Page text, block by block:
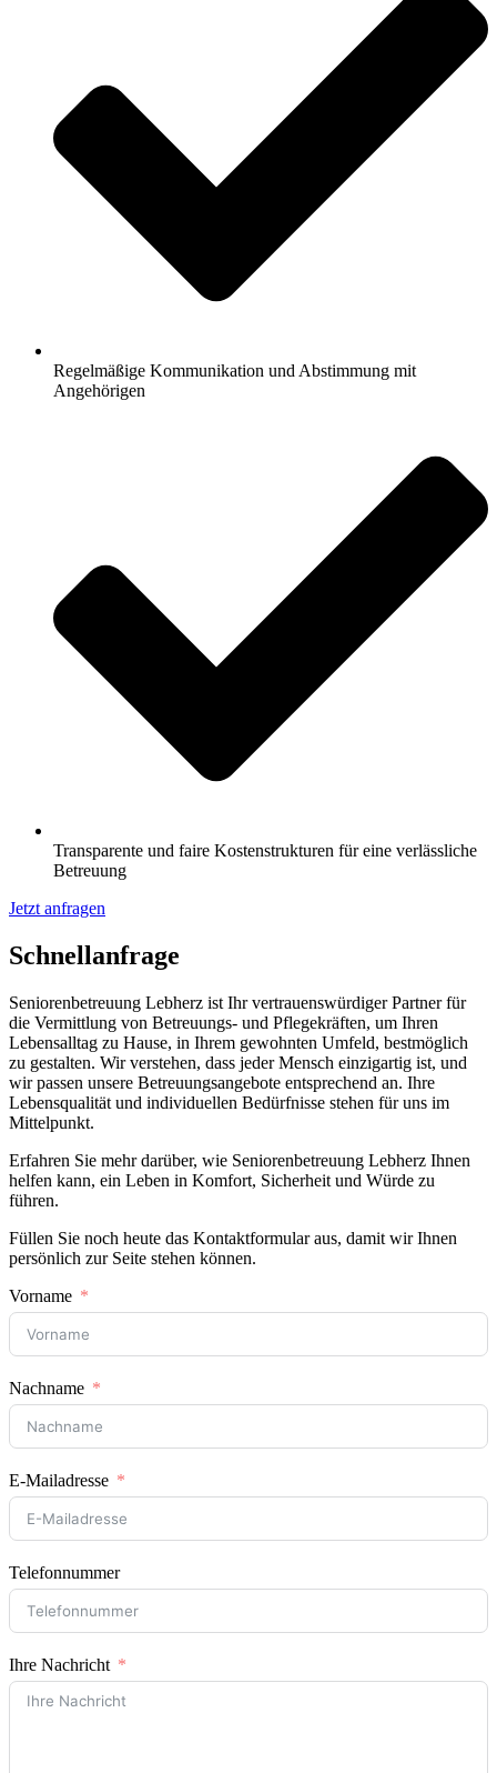
Regelmäßige Kommunikation und Abstimmung mit
Angehörigen
Transparente und faire Kostenstrukturen für eine verlässliche
Betreuung
Jetzt anfragen
Schnell­anfrage
Seniorenbetreuung Lebherz ist Ihr vertrauenswürdiger Partner für
die Vermittlung von Betreuungs- und Pflegekräften, um Ihren
Lebensalltag zu Hause, in Ihrem gewohnten Umfeld, bestmöglich
zu gestalten. Wir verstehen, dass jeder Mensch einzigartig ist, und
wir passen unsere Betreuungsangebote entsprechend an. Ihre
Lebensqualität und individuellen Bedürfnisse stehen für uns im
Mittelpunkt.
Erfahren Sie mehr darüber, wie Seniorenbetreuung Lebherz Ihnen
helfen kann, ein Leben in Komfort, Sicherheit und Würde zu
führen.
Füllen Sie noch heute das Kontaktformular aus, damit wir Ihnen
persönlich zur Seite stehen können.
Vorname
Nachname
E-Mailadresse
Telefonnummer
Ihre Nachricht